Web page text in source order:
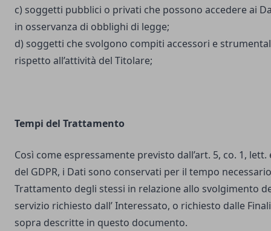
c) soggetti pubblici o privati che possono accedere ai
in osservanza di obblighi di legge;
d) soggetti che svolgono compiti accessori e
rispetto all’attività del Titolare;
Tempi del Trattamento
Così come espressamente previsto dall’art. 5, co. 1, lett.
del GDPR, i Dati sono conservati per il tempo
Trattamento degli stessi in relazione allo svolgimento
servizio richiesto dall’ Interessato, o richiesto dalle
sopra descritte in questo documento.